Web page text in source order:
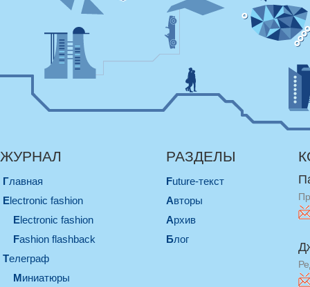
ЖУРНАЛ
Главная
electronic fashion
electronic fashion
Fashion flashback
телеграф
миниатюры
РАЗДЕЛЫ
Future-текст
Авторы
Архив
Блог